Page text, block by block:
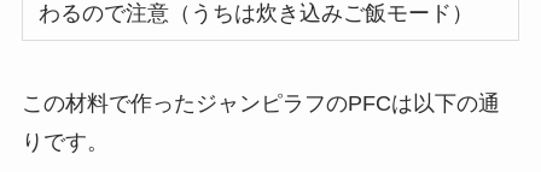
わるので注意（うちは炊き込みご飯モード）
この材料で作ったジャンピラフのPFCは以下の通
りです。